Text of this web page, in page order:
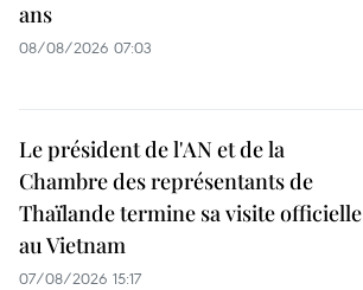
ans
08/08/2026 07:03
Le président de l'AN et de la
Chambre des représentants de
Thaïlande termine sa visite officielle
au Vietnam
07/08/2026 15:17